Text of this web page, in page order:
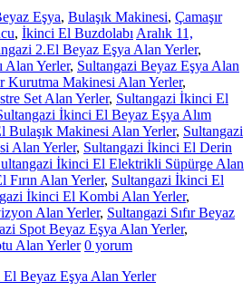
Eşya, Bulaşık Makinesi, Çamaşır
, İkinci El Buzdolabı Aralık 11,
2.El Beyaz Eşya Alan Yerler,
Alan Yerler, Sultangazi Beyaz Eşya Alan
Kurutma Makinesi Alan Yerler,
Set Alan Yerler, Sultangazi İkinci El
İkinci El Beyaz Eşya Alım
Bulaşık Makinesi Alan Yerler, Sultangazi
Alan Yerler, Sultangazi İkinci El Derin
İkinci El Elektrikli Süpürge Alan
Fırın Alan Yerler, Sultangazi İkinci El
İkinci El Kombi Alan Yerler,
Alan Yerler, Sultangazi Sıfır Beyaz
Spot Beyaz Eşya Alan Yerler,
Alan Yerler 0 yorum